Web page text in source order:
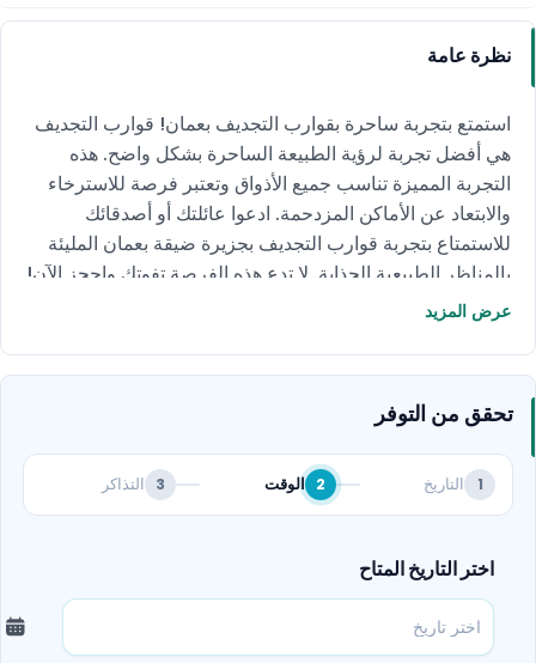
نظرة عامة
استمتع بتجربة ساحرة بقوارب التجديف بعمان! قوارب التجديف
هي أفضل تجربة لرؤية الطبيعة الساحرة بشكل واضح. هذه
التجربة المميزة تناسب جميع الأذواق وتعتبر فرصة للاسترخاء
والابتعاد عن الأماكن المزدحمة. ادعوا عائلتك أو أصدقائك
للاستمتاع بتجربة قوارب التجديف بجزيرة ضيقة بعمان المليئة
بالمناظر الطبيعية الجذابة. لا تدع هذه الفرصة تفوتك واحجز الآن!
عرض المزيد
تحقق من التوفر
1 التاريخ 2 الوقت 3 التذاكر
اختر التاريخ المتاح